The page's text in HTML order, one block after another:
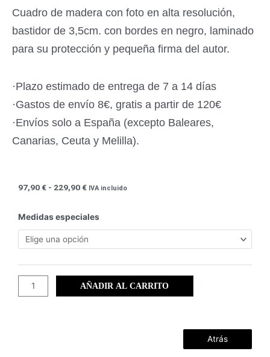
Cuadro de madera con foto en alta resolución,
bastidor de 3,5cm. con bordes en negro, laminado
para su protección y pequeña firma del autor.
·Plazo estimado de entrega de 7 a 14 días
·Gastos de envío 8€, gratis a partir de 120€
·Envíos solo a España (excepto Baleares,
Canarias, Ceuta y Melilla).
97,90€ - 229,90€Rango
precios:
97,90 €
229,90 €
IVA incluido
Medidas especiales
Cabo
de
Palos
cantidad
AÑADIR AL CARRITO
Atrás